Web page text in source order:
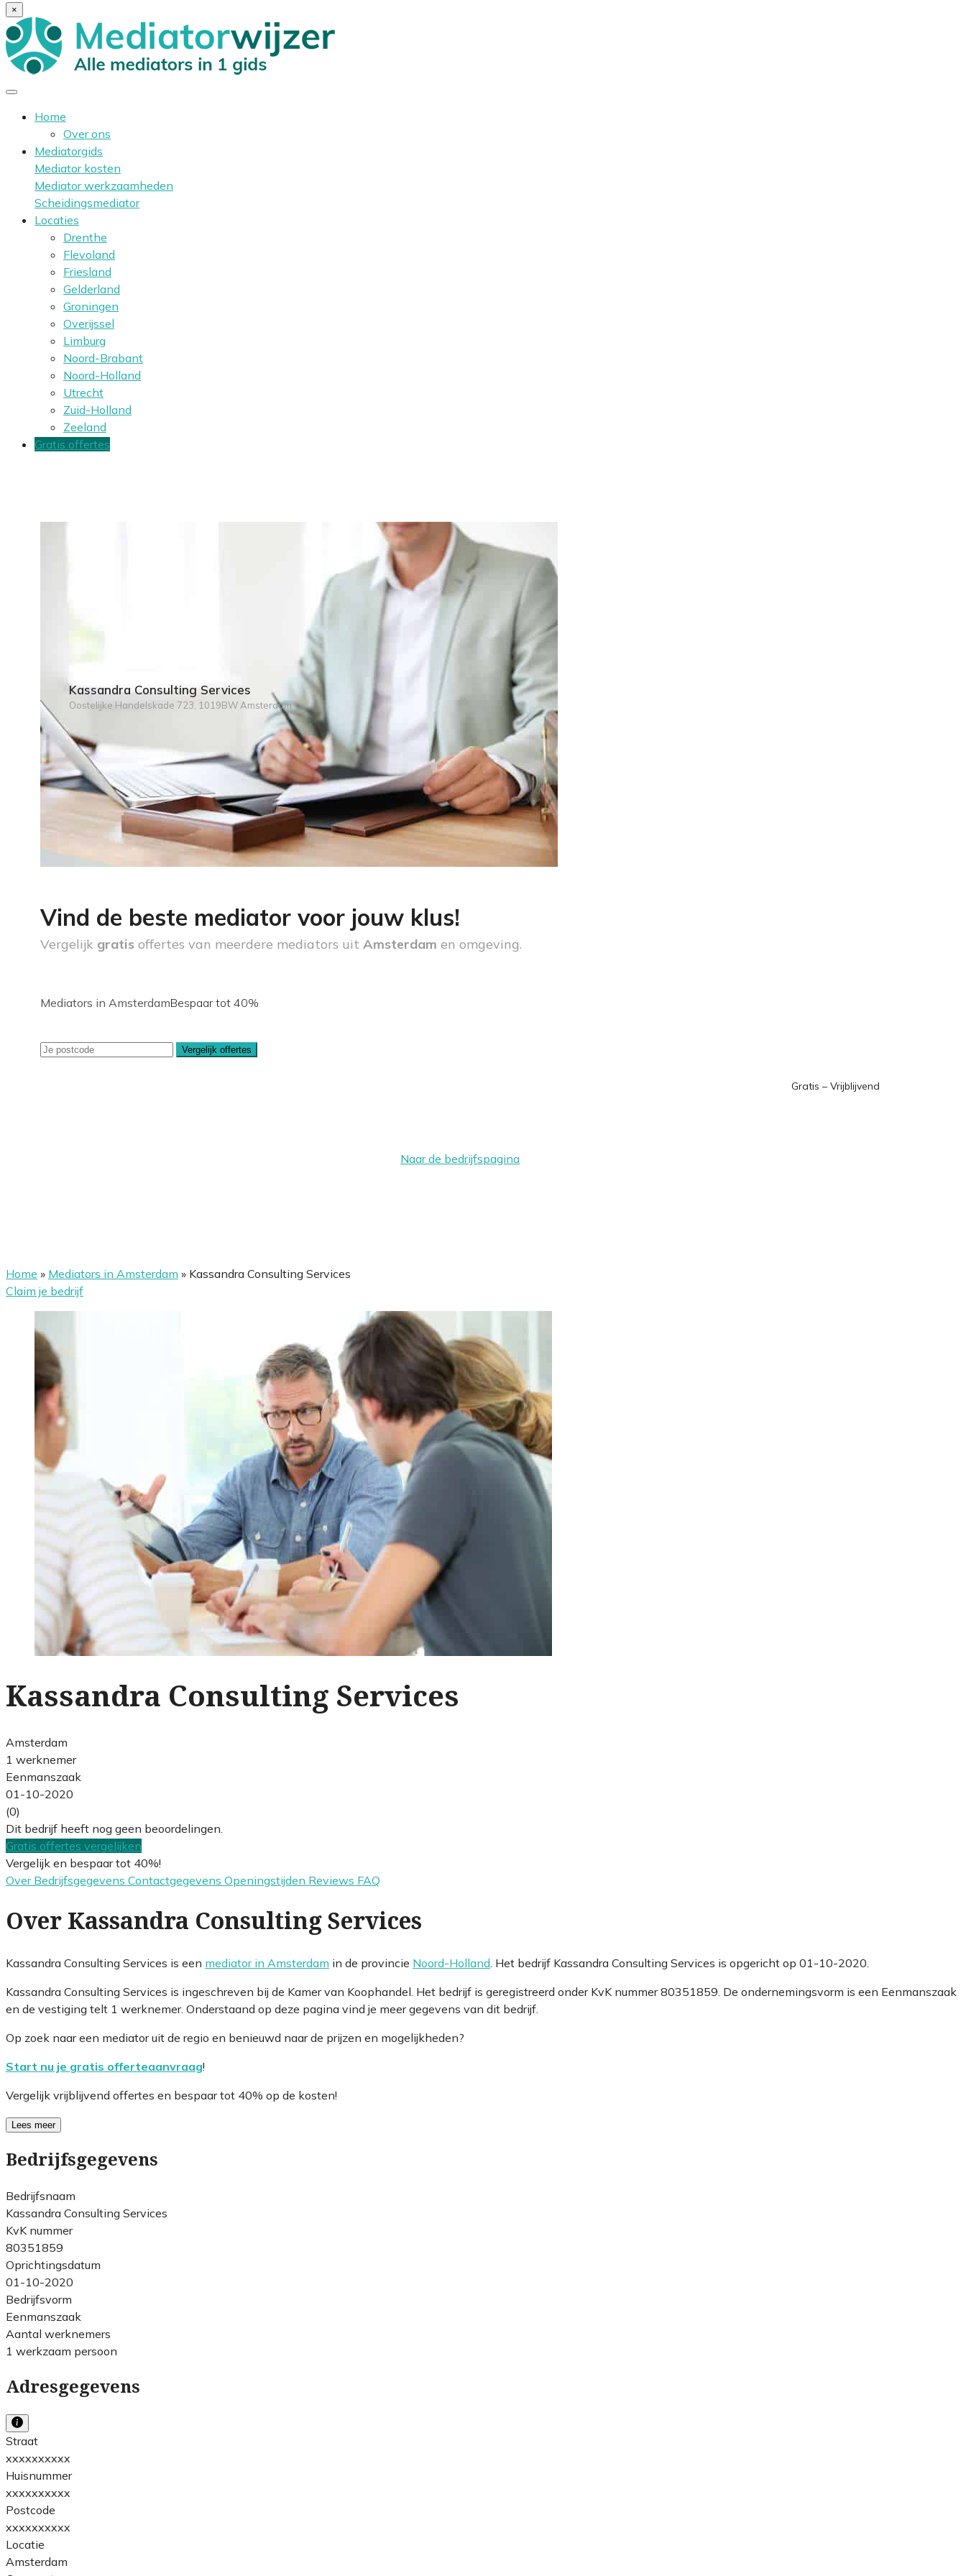
×
Home
Over ons
Mediatorgids
Mediator kosten
Mediator werkzaamheden
Scheidingsmediator
Locaties
Drenthe
Flevoland
Friesland
Gelderland
Groningen
Overijssel
Limburg
Noord-Brabant
Noord-Holland
Utrecht
Zuid-Holland
Zeeland
Gratis offertes
Kassandra Consulting Services
Oostelijke Handelskade 723, 1019BW Amsterdam
Vind de beste mediator voor jouw klus!
Vergelijk gratis offertes van meerdere mediators uit Amsterdam en omgeving.
Mediators in AmsterdamBespaar tot 40%
Vergelijk offertes
Gratis – Vrijblijvend
Naar de bedrijfspagina
Home » Mediators in Amsterdam » Kassandra Consulting Services
Claim je bedrijf
Kassandra Consulting Services
Amsterdam
1 werknemer
Eenmanszaak
01-10-2020
(0)
Dit bedrijf heeft nog geen beoordelingen.
Gratis offertes vergelijken
Vergelijk en bespaar tot 40%!
Over Bedrijfsgegevens Contactgegevens Openingstijden Reviews FAQ
Over Kassandra Consulting Services
Kassandra Consulting Services is een mediator in Amsterdam in de provincie Noord-Holland . Het bedrijf Kassandra Consulting Services is opgericht op 01-10-2020.
Kassandra Consulting Services is ingeschreven bij de Kamer van Koophandel. Het bedrijf is geregistreerd onder KvK nummer 80351859. De ondernemingsvorm is een Eenmanszaak
en de vestiging telt 1 werknemer. Onderstaand op deze pagina vind je meer gegevens van dit bedrijf.
Op zoek naar een mediator uit de regio en benieuwd naar de prijzen en mogelijkheden?
Start nu je gratis offerteaanvraag!
Vergelijk vrijblijvend offertes en bespaar tot 40% op de kosten!
Lees meer
Bedrijfsgegevens
Bedrijfsnaam
Kassandra Consulting Services
KvK nummer
80351859
Oprichtingsdatum
01-10-2020
Bedrijfsvorm
Eenmanszaak
Aantal werknemers
1 werkzaam persoon
Adresgegevens
Straat
xxxxxxxxxx
Huisnummer
xxxxxxxxxx
Postcode
xxxxxxxxxx
Locatie
Amsterdam